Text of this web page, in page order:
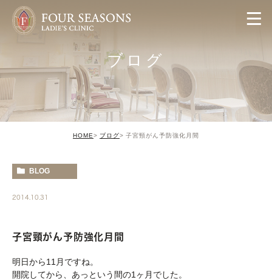
ブログ
HOME ブログ 子宮頸がん予防強化月間
BLOG
2014.10.31
子宮頸がん予防強化月間
明日から11月ですね。
開院してから、あっという間の1ヶ月でした。